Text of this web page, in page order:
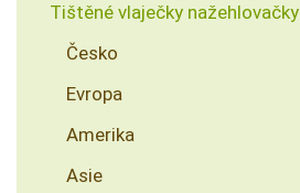
Tištěné vlaječky nažehlovačky
Česko
Evropa
Amerika
Asie